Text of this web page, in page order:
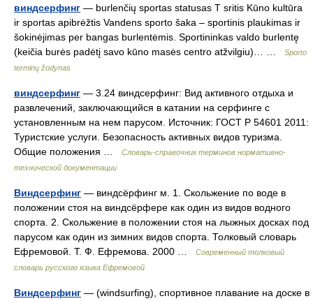
виндсерфинг — burlenčių sportas statusas T sritis Kūno kultūra
ir sportas apibrėžtis Vandens sporto šaka – sportinis plaukimas ir
šokinėjimas per bangas burlentėmis. Sportininkas valdo burlentę
(keičia burės padėtį savo kūno masės centro atžvilgiu)… …
Sporto
terminų žodynas
виндсерфинг — 3.24 виндсерфинг: Вид активного отдыха и
развлечений, заключающийся в катании на серфинге с
установленным на нем парусом. Источник: ГОСТ Р 54601 2011:
Туристские услуги. Безопасность активных видов туризма.
Общие положения …
Словарь-справочник терминов нормативно-
технической документации
Виндсерфинг — виндсёрфинг м. 1. Скольжение по воде в
положении стоя на виндсёрфере как один из видов водного
спорта. 2. Скольжение в положении стоя на лыжных досках под
парусом как один из зимних видов спорта. Толковый словарь
Ефремовой. Т. Ф. Ефремова. 2000 …
Современный толковый
словарь русского языка Ефремовой
Виндсерфинг — (windsurfing), спортивное плавание на доске в